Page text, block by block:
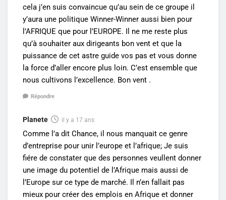
cela j’en suis convaincue qu’au sein de ce groupe il
y’aura une politique Winner-Winner aussi bien pour
l’AFRIQUE que pour l’EUROPE. Il ne me reste plus
qu’à souhaiter aux dirigeants bon vent et que la
puissance de cet astre guide vos pas et vous donne
la force d’aller encore plus loin. C’est ensemble que
nous cultivons l’excellence. Bon vent .
Répondre
Planete il y a 17 ans
Comme l’a dit Chance, il nous manquait ce genre
d’entreprise pour unir l’europe et l’afrique; Je suis
fiére de constater que des personnes veullent donner
une image du potentiel de l’Afrique mais aussi de
l’Europe sur ce type de marché. Il n’en fallait pas
mieux pour créer des emplois en Afrique et donner